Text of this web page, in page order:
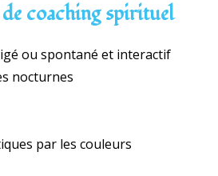
coaching spirituel
ou spontané et interactif
nocturnes
par les couleurs